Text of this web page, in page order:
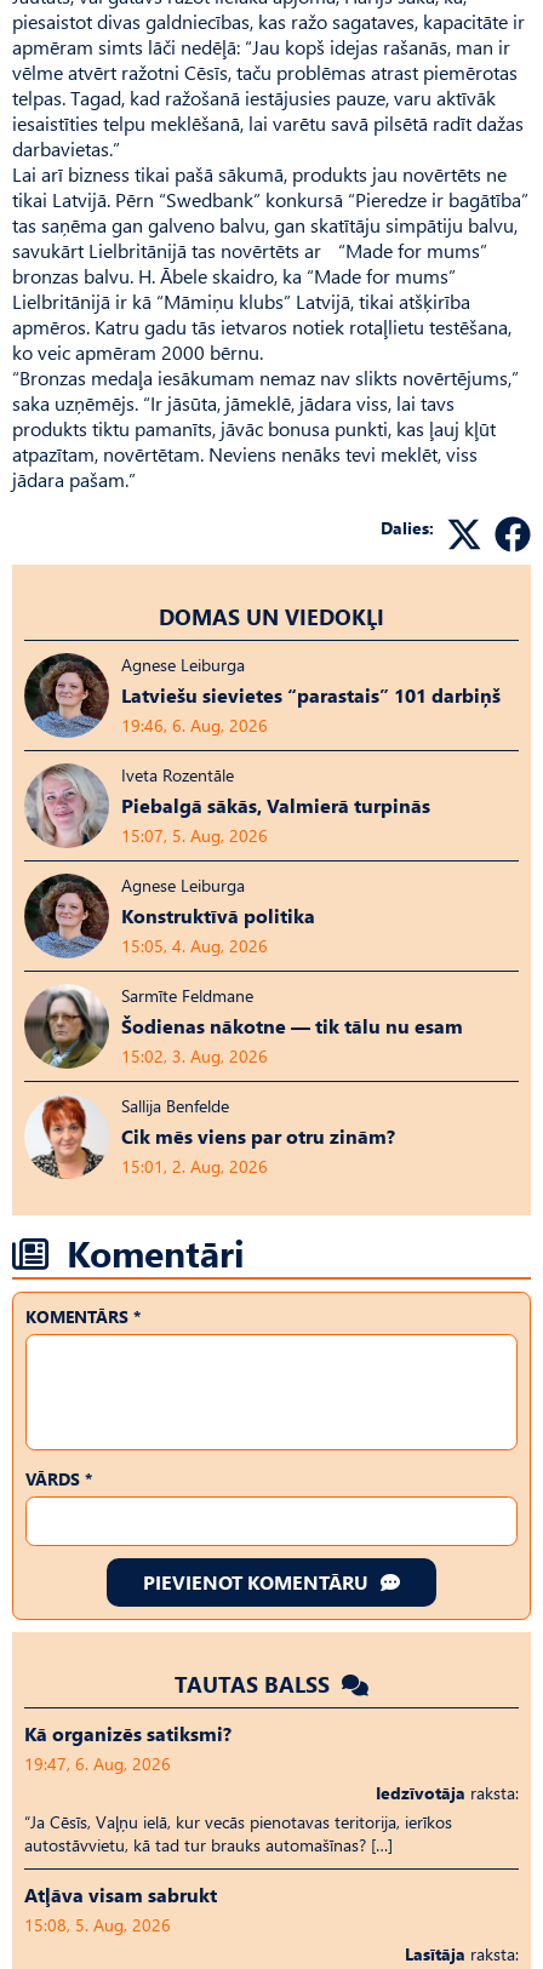
piesaistot divas galdniecības, kas ražo sagataves, kapacitāte ir
apmēram simts lāči nedēļā: “Jau kopš idejas rašanās, man ir
vēlme atvērt ražotni Cēsīs, taču problēmas atrast piemērotas
telpas. Tagad, kad ražošanā iestājusies pauze, varu aktīvāk
iesaistīties telpu meklēšanā, lai varētu savā pilsētā radīt dažas
darbavietas.”
Lai arī bizness tikai pašā sākumā, produkts jau novērtēts ne
tikai Latvijā. Pērn “Swedbank” konkursā “Pieredze ir bagātība”
tas saņēma gan galveno balvu, gan skatītāju simpātiju balvu,
savukārt Lielbritānijā tas novērtēts ar “Made for mums”
bronzas balvu. H. Ābele skaidro, ka “Made for mums”
Lielbritānijā ir kā “Māmiņu klubs” Latvijā, tikai atšķirība
apmēros. Katru gadu tās ietvaros notiek rotaļlietu testēšana,
ko veic apmēram 2000 bērnu.
“Bronzas medaļa iesākumam nemaz nav slikts novērtējums,”
saka uzņēmējs. “Ir jāsūta, jāmeklē, jādara viss, lai tavs
produkts tiktu pamanīts, jāvāc bonusa punkti, kas ļauj kļūt
atpazītam, novērtētam. Neviens nenāks tevi meklēt, viss
jādara pašam.”
Dalies:
DOMAS UN VIEDOKĻI
Agnese Leiburga
Latviešu sievietes “parastais” 101 darbiņš
19:46, 6. Aug, 2026
Iveta Rozentāle
Piebalgā sākās, Valmierā turpinās
15:07, 5. Aug, 2026
Agnese Leiburga
Konstruktīvā politika
15:05, 4. Aug, 2026
Sarmīte Feldmane
Šodienas nākotne — tik tālu nu esam
15:02, 3. Aug, 2026
Sallija Benfelde
Cik mēs viens par otru zinām?
15:01, 2. Aug, 2026
Komentāri
KOMENTĀRS *
VĀRDS *
PIEVIENOT KOMENTĀRU
TAUTAS BALSS
Kā organizēs satiksmi?
19:47, 6. Aug, 2026
Iedzīvotāja raksta:
“Ja Cēsīs, Vaļņu ielā, kur vecās pienotavas teritorija, ierīkos
autostāvvietu, kā tad tur brauks automašīnas? […]
Atļāva visam sabrukt
15:08, 5. Aug, 2026
Lasītāja raksta: